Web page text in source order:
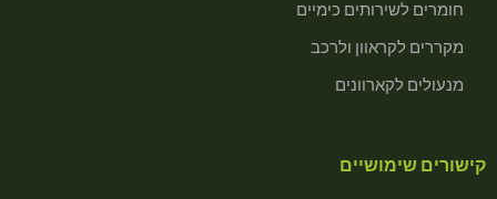
חומרים לשירותים כימיים
מקררים לקראוון ולרכב
מנעולים לקארוונים
קישורים שימושיים